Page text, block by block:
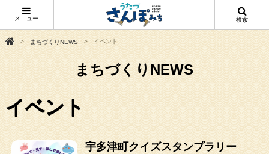
メニュー 検索
まちづくりNEWS イベント
まちづくりNEWS
イベント
宇多津町クイズスタンプラリー